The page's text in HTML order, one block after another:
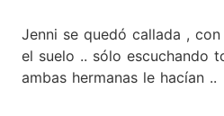
Jenni se quedó callada ,
el suelo .. sólo escuchando
ambas hermanas le hacían ..